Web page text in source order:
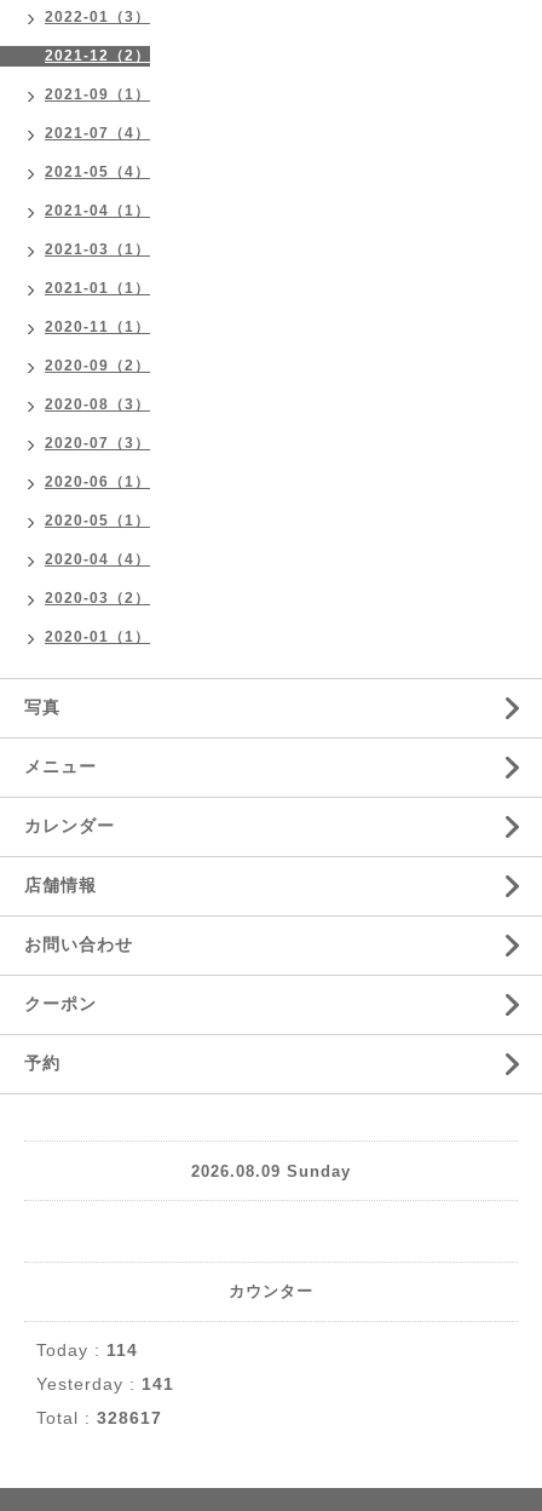
2022-01（3）
2021-12（2）
2021-09（1）
2021-07（4）
2021-05（4）
2021-04（1）
2021-03（1）
2021-01（1）
2020-11（1）
2020-09（2）
2020-08（3）
2020-07（3）
2020-06（1）
2020-05（1）
2020-04（4）
2020-03（2）
2020-01（1）
写真
メニュー
カレンダー
店舗情報
お問い合わせ
クーポン
予約
2026.08.09 Sunday
カウンター
Today : 114
Yesterday : 141
Total : 328617